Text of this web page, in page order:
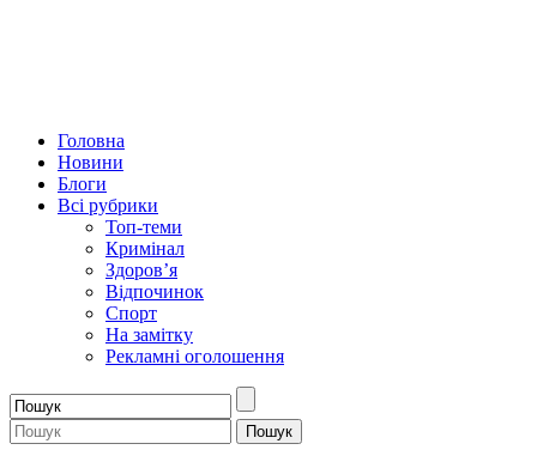
Головна
Новини
Блоги
Всі рубрики
Топ-теми
Кримінал
Здоров’я
Відпочинок
Спорт
На замітку
Рекламні оголошення